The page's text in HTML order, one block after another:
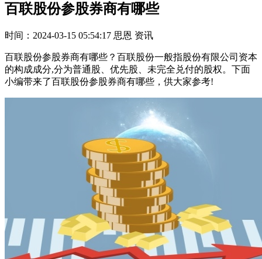
百联股份参股券商有哪些
时间： 2024-03-15 05:54:17 思恩 资讯
百联股份参股券商有哪些？百联股份一般指股份有限公司资本
的构成成分,分为普通股、优先股、未完全兑付的股权。下面
小编带来了百联股份参股券商有哪些，供大家参考!